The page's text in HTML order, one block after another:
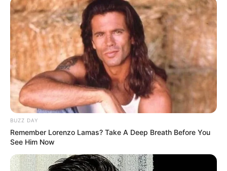
10 Pose Manekin Anti
Mainstream yang Konyol
Banget
BUZZ DAY
Remember Lorenzo Lamas? Take A Deep Breath Before You
See Him Now